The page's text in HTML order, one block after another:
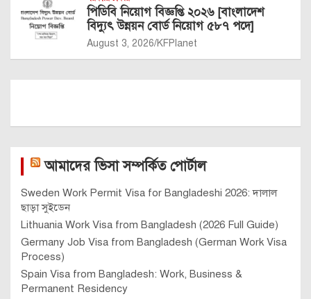
পিডিবি নিয়োগ বিজ্ঞপ্তি ২০২৬ [বাংলাদেশ
বিদ্যুৎ উন্নয়ন বোর্ড নিয়োগ ৫৮৭ পদে]
August 3, 2026 KFPlanet
আমাদের ভিসা সম্পর্কিত পোর্টাল
Sweden Work Permit Visa for Bangladeshi 2026: দালাল
ছাড়া সুইডেন
Lithuania Work Visa from Bangladesh (2026 Full Guide)
Germany Job Visa from Bangladesh (German Work Visa
Process)
Spain Visa from Bangladesh: Work, Business &
Permanent Residency